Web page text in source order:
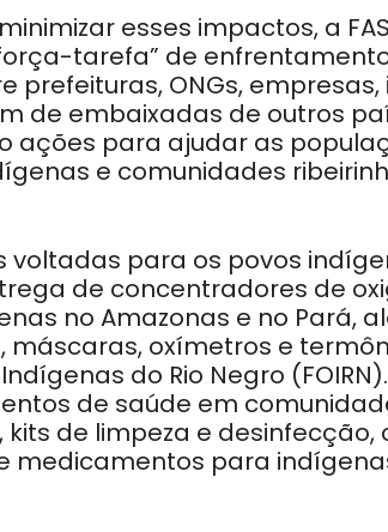
esses impactos, a
tarefa” de
prefeituras, ONGs,
de embaixadas de outros
ações para ajudar as
e comunidades
voltadas para os povos
de concentradores de
no Amazonas e no Pará,
máscaras, oxímetros e
do Rio Negro
de saúde em
kits de limpeza e
medicamentos para